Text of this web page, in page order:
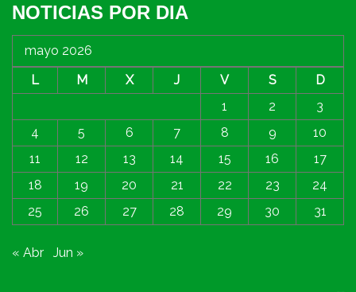
NOTICIAS POR DIA
mayo 2026
L
M X J V S
D
1
2
3
4
5 6 7 8 9
10
11
12 13 14 15 16
17
18
19 20 21 22 23
24
25
26 27 28 29 30 31
« Abr Jun »